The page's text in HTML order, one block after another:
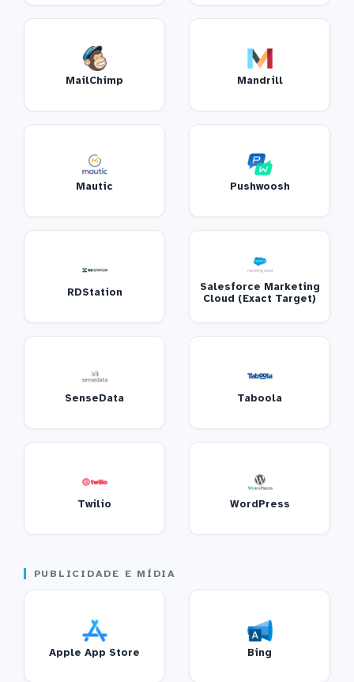
MailChimp Mandrill
Mautic Pushwoosh
RDStation
Salesforce Marketing
Cloud (Exact Target)
SenseData Taboola
Twilio WordPress
PUBLICIDADE E MÍDIA
Apple App Store Bing